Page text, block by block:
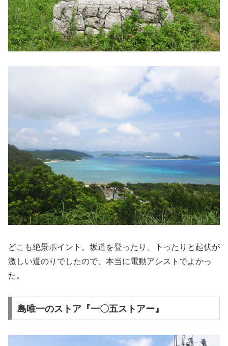
どこも絶景ポイント。坂道を登ったり、下ったりと起伏が
激しい道のりでしたので、本当に電動アシストでよかっ
た。
島唯一のストア『一〇五ストアー』